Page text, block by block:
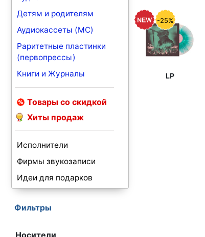
Детям и родителям
Аудиокассеты (MC)
Раритетные пластинки
(первопрессы)
Книги и Журналы
Товары со скидкой
Хиты продаж
Исполнители
Фирмы звукозаписи
Идеи для подарков
Фильтры
Носители
-25%
LP